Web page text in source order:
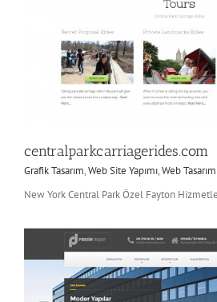
centralparkcarriagerides.com
Grafik Tasarım,Web Site Yapımı,Web Tasarım
New York Central Park Özel Fayton